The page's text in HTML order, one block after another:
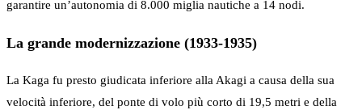
garantire un’autonomia di 8.000 miglia nautiche a 14 nodi.
La grande modernizzazione (1933-1935)
La Kaga fu presto giudicata inferiore alla Akagi a causa della sua
velocità inferiore, del ponte di volo più corto di 19,5 metri e della